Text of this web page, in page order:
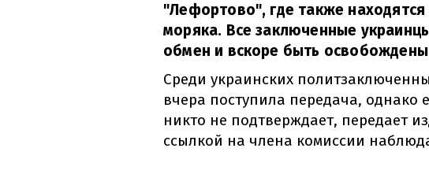
"Лефортово", где также находятся
моряка. Все заключенные
обмен и вскоре быть
Среди украинских
вчера поступила передача,
никто не подтверждает, передает
ссылкой на члена комиссии